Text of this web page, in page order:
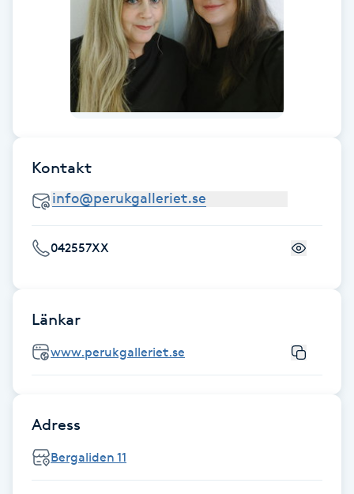
Fransfärgning
Fransförlängning
Fransförlängning Megavolym
Fransförlängning Volym
Frekvensterapi
Kontakt
042557XX
Länkar
www.perukgalleriet.se
Adress
Bergaliden 11